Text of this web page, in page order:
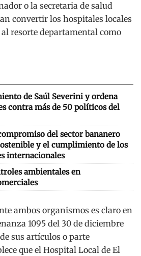
o la secretaria de salud
convertir los hospitales locales
resorte departamental como
de Saúl Severini y ordena
contra más de 50 políticos del
del sector bananero
y el cumplimiento de los
internacionales
ambientales en
ambos organismos es claro en
1095 del 30 de diciembre
sus artículos o parte
que el Hospital Local de El